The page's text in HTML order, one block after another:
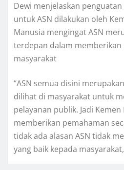
Dewi menjelaskan
untuk ASN dilakukan oleh
Manusia mengingat ASN
terdepan dalam memberikan
masyarakat
“ASN semua disini
dilihat di masyarakat untuk
pelayanan publik. Jadi Kemen
memberikan pemahaman
tidak ada alasan ASN tidak
yang baik kepada